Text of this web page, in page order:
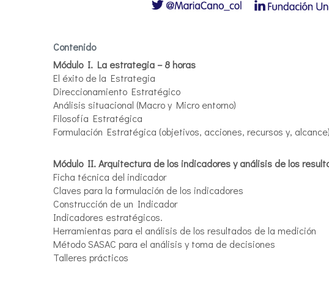
Contenido
Módulo I. La estrategia – 8 horas
El éxito de la Estrategia
Direccionamiento Estratégico
Análisis situacional (Macro y Micro entorno)
Filosofía Estratégica
Formulación Estratégica (objetivos, acciones, recursos y, alcance)
Módulo II. Arquitectura de los indicadores y análisis de los
Ficha técnica del indicador
Claves para la formulación de los indicadores
Construcción de un Indicador
Indicadores estratégicos.
Herramientas para el análisis de los resultados de la medición
Método SASAC para el análisis y toma de decisiones
Talleres prácticos